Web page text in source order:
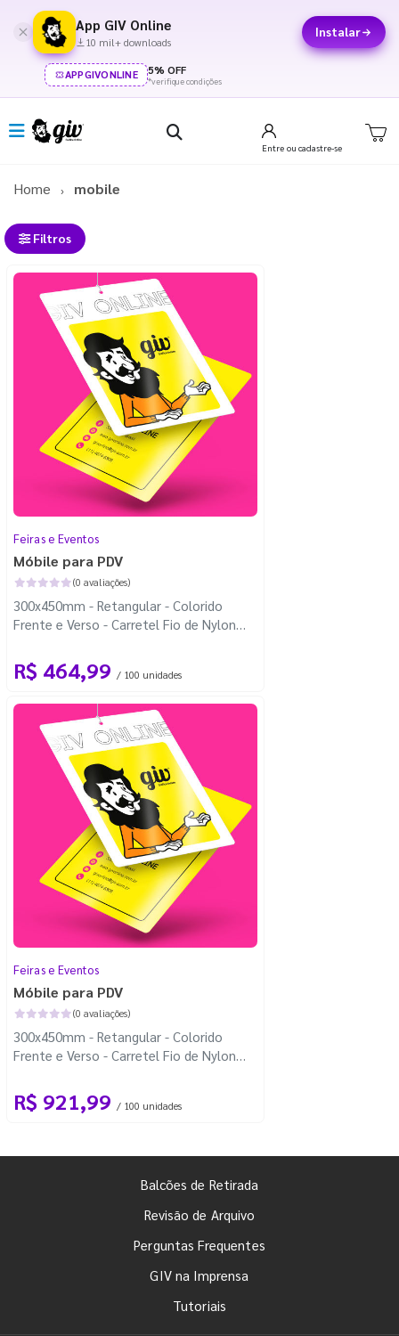
App GIV Online
10 mil+ downloads
Instalar
APPGIVONLINE 5% OFF
*verifique condições
Entre ou cadastre-se
Home mobile
Filtros
Feiras e Eventos
Móbile para PDV
(0 avaliações)
300x450mm - Retangular - Colorido
Frente e Verso - Carretel Fio de Nylon
R$ 464,99 / 100 unidades
Feiras e Eventos
Móbile para PDV
(0 avaliações)
300x450mm - Retangular - Colorido
Frente e Verso - Carretel Fio de Nylon
R$ 921,99 / 100 unidades
Balcões de Retirada
Revisão de Arquivo
Perguntas Frequentes
GIV na Imprensa
Tutoriais